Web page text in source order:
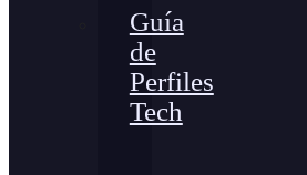
Guía
de
Perfiles
Tech